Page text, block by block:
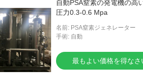
自動PSA窒素の発電機の高
圧力0.3-0.6 Mpa
名前: PSA窒素ジェネレーター
手術: 自動
最もよい価格を得なさ